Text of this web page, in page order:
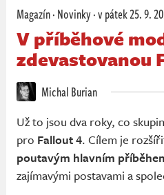
Magazín·Novinky·v pátek25. 9.
V příběhové
zdevastovanou
Michal Burian
Už to jsou dva roky, co
pro Fallout 4. Cílem je
poutavým hlavním
zajímavými postavami a